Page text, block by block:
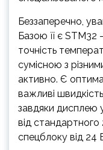
Беззаперечно,
Базою її є
точність
сумісною з
активно. Є
важливі
завдяки дисплею
від стандартного
спецблоку від 24